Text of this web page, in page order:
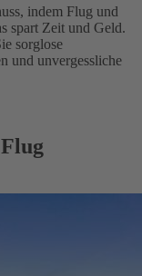
indem Flug und
spart Zeit und Geld.
sorglose
und unvergessliche